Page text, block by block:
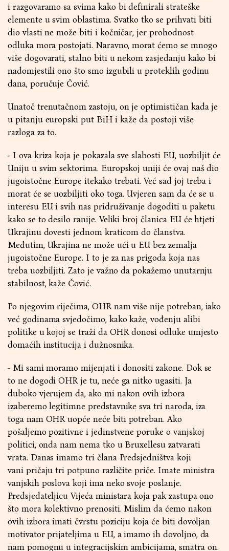
i razgovaramo sa svima kako bi definirali strateške
elemente u svim oblastima. Svatko tko se prihvati biti
dio vlasti ne može biti i kočničar, jer prohodnost
odluka mora postojati. Naravno, morat ćemo se mnogo
više dogovarati, stalno biti u nekom zasjedanju kako bi
nadomjestili ono što smo izgubili u proteklih godinu
dana, poručuje Čović.
Unatoč trenutačnom zastoju, on je optimističan kada je
u pitanju europski put BiH i kaže da postoji više
razloga za to.
- I ova kriza koja je pokazala sve slabosti EU, uozbiljit će
Uniju u svim sektorima. Europskoj uniji će ovaj naš dio
jugoistočne Europe itekako trebati. Već sad joj treba i
morat će se uozbiljiti oko toga. Uvjeren sam da će se u
interesu EU i svih nas pridruživanje dogoditi u paketu
kako se to desilo ranije. Veliki broj članica EU će htjeti
Ukrajinu dovesti jednom kraticom do članstva.
Međutim, Ukrajina ne može ući u EU bez zemalja
jugoistočne Europe. I to je za nas prigoda koja nas
treba uozbiljiti. Zato je važno da pokažemo unutarnju
stabilnost, kaže Čović.
Po njegovim riječima, OHR nam više nije potreban, iako
već godinama svjedočimo, kako kaže, vođenju alibi
politike u kojoj se traži da OHR donosi odluke umjesto
domaćih institucija i dužnosnika.
- Mi sami moramo mijenjati i donositi zakone. Dok se
to ne dogodi OHR je tu, neće ga nitko ugasiti. Ja
duboko vjerujem da, ako mi nakon ovih izbora
izaberemo legitimne predstavnike sva tri naroda, iza
toga nam OHR uopće neće biti potreban. Ako
pošaljemo pozitivne i jedinstvene poruke o vanjskoj
politici, onda nam nema tko u Bruxellesu zatvarati
vrata. Danas imamo tri člana Predsjedništva koji
vani pričaju tri potpuno različite priče. Imate ministra
vanjskih poslova koji ima neko svoje poslanje.
Predsjedateljicu Vijeća ministara koja pak zastupa ono
što mora kolektivno prenositi. Mislim da ćemo nakon
ovih izbora imati čvrstu poziciju koja će biti dovoljan
motivator prijateljima u EU, a imamo ih dovoljno, da
nam pomognu u integracijskim ambicijama, smatra on.